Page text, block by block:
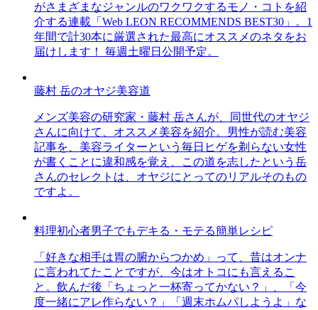
がさまざまなジャンルのワクワクするモノ・コトを紹
介する連載「Web LEON RECOMMENDS BEST30」。1
年間で計30本に厳選された最高にオススメのネタをお
届けします！ 毎週土曜日公開予定。
藤村 岳のオヤジ美容道
メンズ美容の研究家・藤村 岳さんが、同世代のオヤジ
さんに向けて、オススメ美容を紹介。男性が読む美容
記事を、美容ライターという毎日ヒゲを剃らない女性
が書くことに違和感を覚え、この道を志したという岳
さんのセレクトは、オヤジにとってのリアルそのもの
ですよ。
料理初心者男子でもデキる・モテる簡単レシピ
「好きな相手は胃の腑からつかめ」って、昔はオンナ
に言われてたことですが、今はオトコにも言えるこ
と。飲んだ後「ちょっと一杯寄ってかない？」、「今
度一緒にアレ作らない？」「週末ホムパしようよ」な